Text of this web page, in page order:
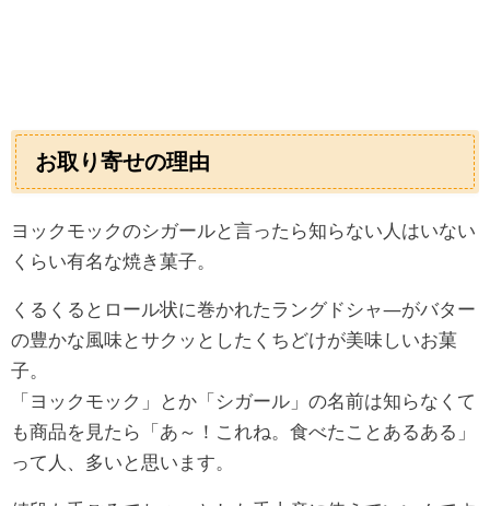
お取り寄せの理由
ヨックモックのシガールと言ったら知らない人はいない
くらい有名な焼き菓子。
くるくるとロール状に巻かれたラングドシャ―がバター
の豊かな風味とサクッとしたくちどけが美味しいお菓
子。
「ヨックモック」とか「シガール」の名前は知らなくて
も商品を見たら「あ～！これね。食べたことあるある」
って人、多いと思います。